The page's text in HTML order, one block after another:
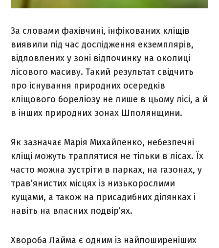
За словами фахівчині, інфікованих кліщів
виявили під час дослідження екземплярів,
відловлених у зоні відпочинку на околиці
лісового масиву. Такий результат свідчить
про існування природних осередків
кліщового бореліозу не лише в цьому лісі, а й
в інших природних зонах Шполянщини.
Як зазначає Марія Михайленко, небезпечні
кліщі можуть траплятися не тільки в лісах. Їх
часто можна зустріти в парках, на газонах, у
трав’янистих місцях із низькорослими
кущами, а також на присадибних ділянках і
навіть на власних подвір’ях.
Хвороба Лайма є одним із найпоширеніших